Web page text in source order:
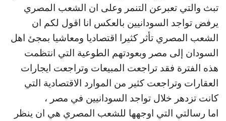
تبث والتي تعبرعن التنمر وعلى ان الشعب المصري
يرفض تواجد السودانيين بالعكس انا اقول لكم ان
الشعب المصري تأثر كثيرا اقتصاديا ومعاشيا بمجئ اهل
السودان إلى مصر وبعودتهم الطوعية التي انتظمت
هذه الفترة فقد تراجعت المبيعات وتراجعت ايجارات
العقارات وتراجعت كثير من الموارد الاقتصادية التي
كانت تزدهر خلال تواجد السودانيين في مصر ،
اما رسالتي التي اوجهها للشعب المصري هي ان ينظر